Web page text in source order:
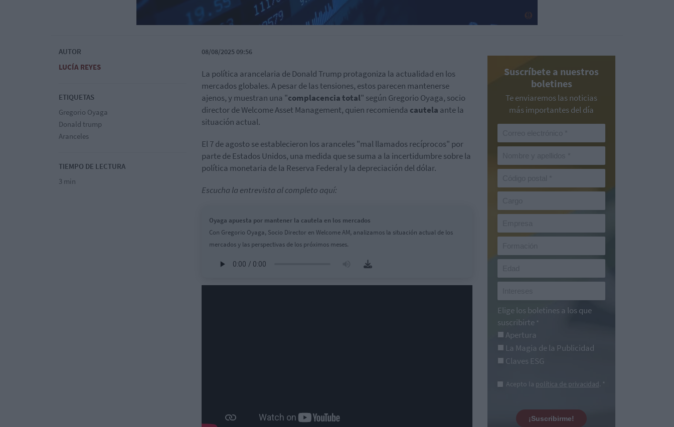
AUTOR
LUCÍA REYES
ETIQUETAS
Gregorio Oyaga
Donald trump
Aranceles
TIEMPO DE LECTURA
3 min
08/08/2025 09:56
La política arancelaria de Donald Trump protagoniza la actualidad en los
mercados globales. A pesar de las tensiones, estos parecen mantenerse
ajenos, y muestran una "complacencia total" según Gregorio Oyaga, socio
director de Welcome Asset Management, quien recomienda cautela ante la
situación actual.
El 7 de agosto se establecieron los aranceles "mal llamados recíprocos" por
parte de Estados Unidos, una medida que se suma a la incertidumbre sobre la
política monetaria de la Reserva Federal y la depreciación del dólar.
Escucha la entrevista al completo aquí:
Oyaga apuesta por mantener la cautela en los mercados
Con Gregorio Oyaga, Socio Director en Welcome AM, analizamos la situación actual de los
mercados y las perspectivas de los próximos meses.
Suscríbete a nuestros
boletines
Te enviaremos las noticias
más importantes del día
Elige los boletines a los que
suscribirte *
Apertura
La Magia de la Publicidad
Claves ESG
Acepto la política de privacidad. *
¡Suscribirme!